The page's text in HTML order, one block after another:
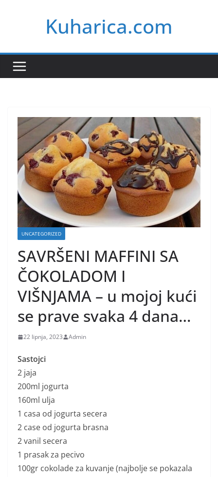
Kuharica.com
UNCATEGORIZED
SAVRŠENI MAFFINI SA
ČOKOLADOM I
VIŠNJAMA – u mojoj kući
se prave svaka 4 dana…
22 lipnja, 2023 Admin
Sastojci
2 jaja
200ml jogurta
160ml ulja
1 casa od jogurta secera
2 case od jogurta brasna
2 vanil secera
1 prasak za pecivo
100gr cokolade za kuvanje (najbolje se pokazala